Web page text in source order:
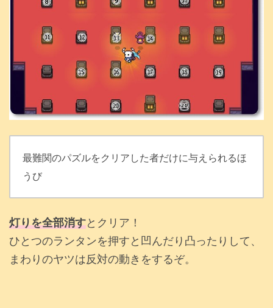
最難関のパズルをクリアした者だけに与えられるほ
うび
灯りを全部消すとクリア！
ひとつのランタンを押すと凹んだり凸ったりして、
まわりのヤツは反対の動きをするぞ。